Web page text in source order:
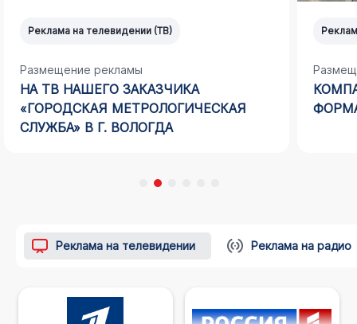
Реклама на телевидении (ТВ)
Размещение рекламы
НА ТВ НАШЕГО ЗАКАЗЧИКА
«ГОРОДСКАЯ МЕТРОЛОГИЧЕСКАЯ
СЛУЖБА» В Г. ВОЛОГДА
Реклама на телевидении Реклама на радио